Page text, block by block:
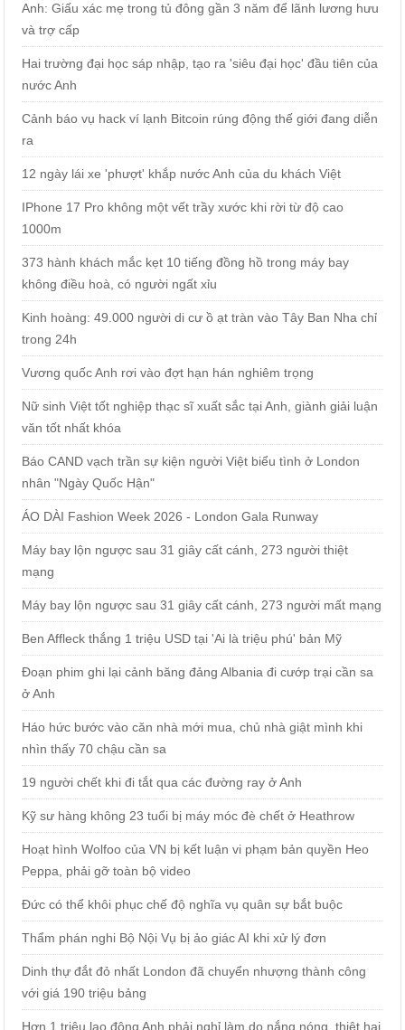
Anh: Giấu xác mẹ trong tủ đông gần 3 năm để lãnh lương hưu
và trợ cấp
Hai trường đại học sáp nhập, tạo ra 'siêu đại học' đầu tiên của
nước Anh
Cảnh báo vụ hack ví lạnh Bitcoin rúng động thế giới đang diễn
ra
12 ngày lái xe 'phượt' khắp nước Anh của du khách Việt
IPhone 17 Pro không một vết trầy xước khi rời từ độ cao
1000m
373 hành khách mắc kẹt 10 tiếng đồng hồ trong máy bay
không điều hoà, có người ngất xỉu
Kinh hoàng: 49.000 người di cư ồ ạt tràn vào Tây Ban Nha chỉ
trong 24h
Vương quốc Anh rơi vào đợt hạn hán nghiêm trọng
Nữ sinh Việt tốt nghiệp thạc sĩ xuất sắc tại Anh, giành giải luận
văn tốt nhất khóa
Báo CAND vạch trần sự kiện người Việt biểu tình ở London
nhân "Ngày Quốc Hận"
ÁO DÀI Fashion Week 2026 - London Gala Runway
Máy bay lộn ngược sau 31 giây cất cánh, 273 người thiệt
mạng
Máy bay lộn ngược sau 31 giây cất cánh, 273 người mất mạng
Ben Affleck thắng 1 triệu USD tại 'Ai là triệu phú' bản Mỹ
Đoạn phim ghi lại cảnh băng đảng Albania đi cướp trại cần sa
ở Anh
Háo hức bước vào căn nhà mới mua, chủ nhà giật mình khi
nhìn thấy 70 chậu cần sa
19 người chết khi đi tắt qua các đường ray ở Anh
Kỹ sư hàng không 23 tuổi bị máy móc đè chết ở Heathrow
Hoạt hình Wolfoo của VN bị kết luận vi phạm bản quyền Heo
Peppa, phải gỡ toàn bộ video
Đức có thể khôi phục chế độ nghĩa vụ quân sự bắt buộc
Thẩm phán nghi Bộ Nội Vụ bị ảo giác AI khi xử lý đơn
Dinh thự đắt đỏ nhất London đã chuyển nhượng thành công
với giá 190 triệu bảng
Hơn 1 triệu lao động Anh phải nghỉ làm do nắng nóng, thiệt hại